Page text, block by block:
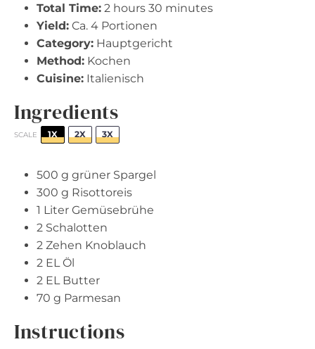
Total Time: 2 hours 30 minutes
Yield: Ca. 4 Portionen
Category: Hauptgericht
Method: Kochen
Cuisine: Italienisch
Ingredients
SCALE 1X 2X 3X
500 g grüner Spargel
300 g Risottoreis
1 Liter Gemüsebrühe
2 Schalotten
2 Zehen Knoblauch
2 EL Öl
2 EL Butter
70 g Parmesan
Instructions